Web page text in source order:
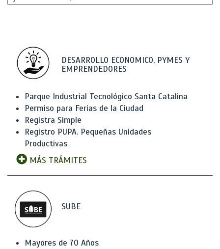
DESARROLLO ECONOMICO, PYMES Y
EMPRENDEDORES
Parque Industrial Tecnológico Santa Catalina
Permiso para Ferias de la Ciudad
Registra Simple
Registro PUPA. Pequeñas Unidades
Productivas
MÁS TRÁMITES
SUBE
Mayores de 70 Años